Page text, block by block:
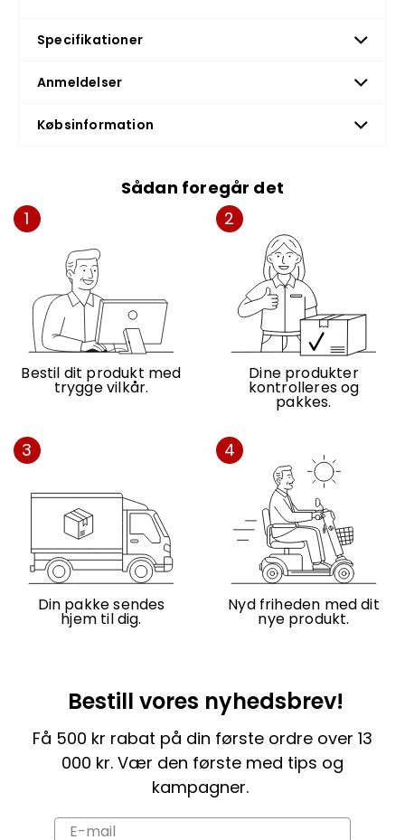
Specifikationer
Anmeldelser
Købsinformation
Sådan foregår det
1
Bestil dit produkt med
trygge vilkår.
2
Dine produkter
kontrolleres og
pakkes.
3
Din pakke sendes
hjem til dig.
4
Nyd friheden med dit
nye produkt.
Bestill vores nyhedsbrev!
Få 500 kr rabat på din første ordre over 13
000 kr. Vær den første med tips og
kampagner.